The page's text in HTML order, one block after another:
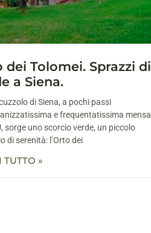
dei Tolomei. Sprazzi di
a Siena.
di Siena, a pochi passi
e frequentatissima mensa
sorge uno scorcio verde, un piccolo
di serenità: l’Orto dei
TUTTO »